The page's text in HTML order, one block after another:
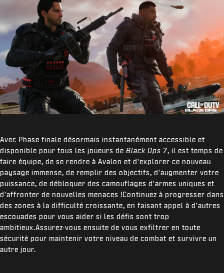
Avec Phase finale désormais instantanément accessible et
disponible pour tous les joueurs de Black Ops 7, il est temps de
faire équipe, de se rendre à Avalon et d'explorer ce nouveau
paysage immense, de remplir des objectifs, d'augmenter votre
puissance, de débloquer des camouflages d'armes uniques et
d'affronter de nouvelles menaces !Continuez à progresser dans
des zones à la difficulté croissante, en faisant appel à d'autres
escouades pour vous aider si les défis sont trop
ambitieux.Assurez-vous ensuite de vous exfiltrer en toute
sécurité pour maintenir votre niveau de combat et survivre un
autre jour.